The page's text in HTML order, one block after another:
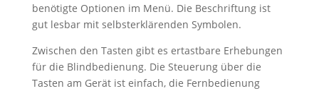
benötigte Optionen im Menü. Die Beschriftung ist
gut lesbar mit selbsterklärenden Symbolen.
Zwischen den Tasten gibt es ertastbare Erhebungen
für die Blindbedienung. Die Steuerung über die
Tasten am Gerät ist einfach, die Fernbedienung